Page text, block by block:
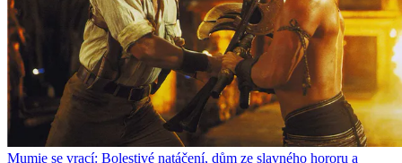
Mumie se vrací: Bolestivé natáčení, dům ze slavného hororu a